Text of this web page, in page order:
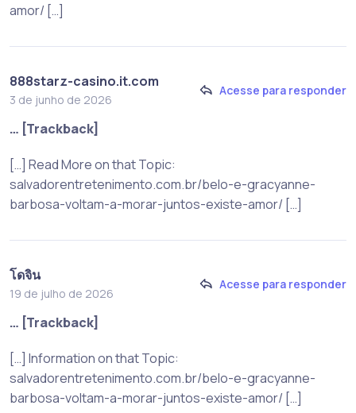
amor/ […]
888starz-casino.it.com
3 de junho de 2026
Acesse para responder
… [Trackback]
[…] Read More on that Topic:
salvadorentretenimento.com.br/belo-e-gracyanne-
barbosa-voltam-a-morar-juntos-existe-amor/ […]
โดจิน
19 de julho de 2026
Acesse para responder
… [Trackback]
[…] Information on that Topic:
salvadorentretenimento.com.br/belo-e-gracyanne-
barbosa-voltam-a-morar-juntos-existe-amor/ […]